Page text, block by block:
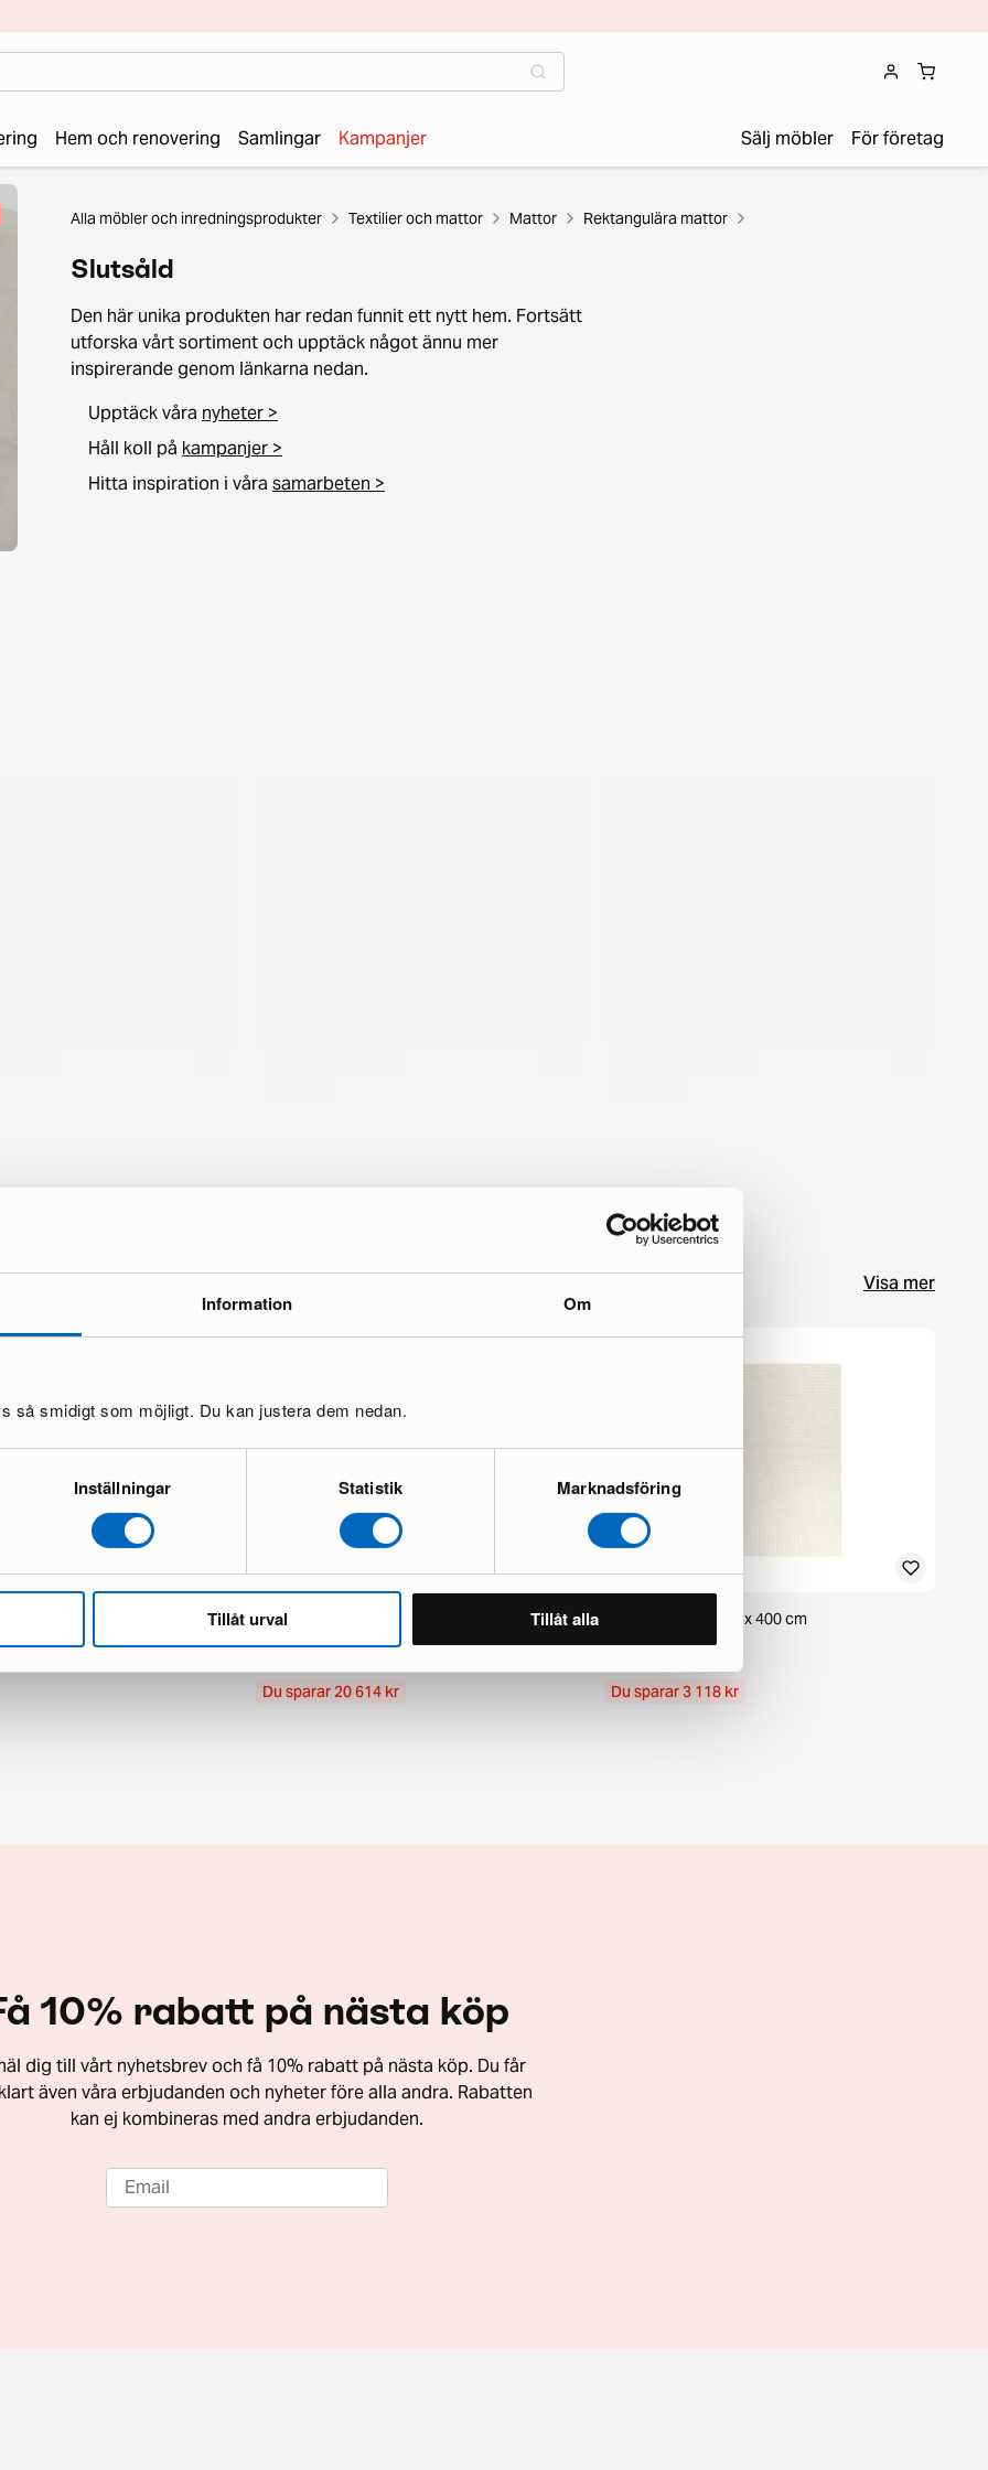
Information Om
så smidigt som möjligt. Du kan justera dem nedan.
Inställningar Statistik Marknadsföring
Tillåt urval Tillåt alla
Hem och renovering Samlingar Kampanjer Sälj möbler För företag
Alla möbler och inredningsprodukter Textilier och mattor Mattor Rektangulära mattor
Slutsåld
Den här unika produkten har redan funnit ett nytt hem. Fortsätt
utforska vårt sortiment och upptäck något ännu mer
inspirerande genom länkarna nedan.
Upptäck våra nyheter >
Håll koll på kampanjer >
Hitta inspiration i våra samarbeten >
Visa mer
160 x 230 cm beige Layered Solid Wool matta 300 x 300 cm Sage
Du sparar 20 614 kr
Dagari ullmatta 300 x 400 cm
Du sparar 3 118 kr
10% rabatt på nästa köp
dig till vårt nyhetsbrev och få 10% rabatt på nästa köp. Du får
även våra erbjudanden och nyheter före alla andra. Rabatten
kan ej kombineras med andra erbjudanden.